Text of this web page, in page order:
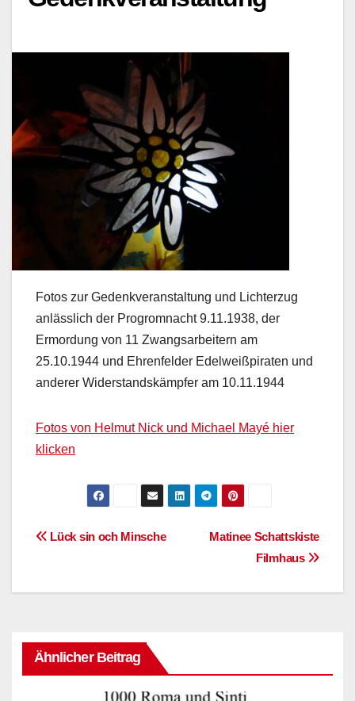
Fotos zur Gedenkveranstaltung und Lichterzug
anlässlich der Progromnacht 9.11.1938, der
Ermordung von 11 Zwangsarbeitern am
25.10.1944 und Ehrenfelder Edelweißpiraten und
anderer Widerstandskämpfer am 10.11.1944
Fotos von Helmut Nick und Michael Mayé hier
klicken
BeitragsnavigationMatinee Schattskiste
Filmhaus
Lück sin och Minsche
Ähnlicher Beitrag